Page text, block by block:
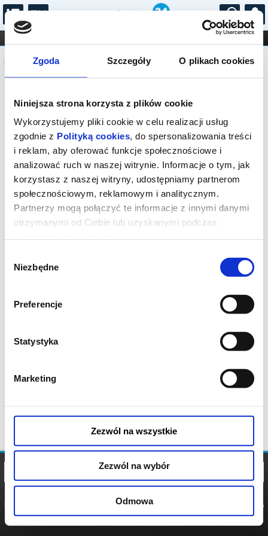
Zgoda Szczegóły O plikach cookies
Niniejsza strona korzysta z plików cookie
Wykorzystujemy pliki cookie w celu realizacji usług
zgodnie z Polityką cookies, do spersonalizowania treści
i reklam, aby oferować funkcje społecznościowe i
analizować ruch w naszej witrynie. Informacje o tym, jak
korzystasz z naszej witryny, udostępniamy partnerom
społecznościowym, reklamowym i analitycznym.
Partnerzy mogą połączyć te informacje z innymi danymi
otrzymanymi od Ciebie lub uzyskanymi podczas
zgody
Niezbędne
Preferencje
Statystyka
Marketing
Zezwól na wszystkie
Zezwól na wybór
Odmowa
...
FILHARMONIA OPERA I BALET
STAND-UP
DLA DZIECI
Komunikat
Sprzedaż biletów on-line na wydarzenie
została zakończona.
POLITYKA
POLITYKA